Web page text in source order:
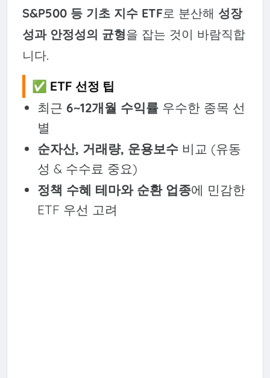
S&P500 등 기초 지수 ETF로 분산해 성장
성과 안정성의 균형을 잡는 것이 바람직합
니다.
✅ ETF 선정 팁
최근 6~12개월 수익률우수한 종목 선
별
순자산, 거래량, 운용보수비교 (유동
성 & 수수료 중요)
정책 수혜 테마와 순환 업종에 민감한
ETF 우선 고려